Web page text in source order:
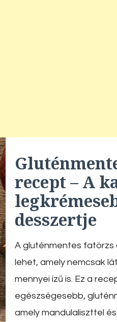
recept – A
desszertje
A gluténmentes fatörzs
lehet, amely nemcsak
mennyei ízű is. Ez a
egészségesebb,
amely mandulaliszttel